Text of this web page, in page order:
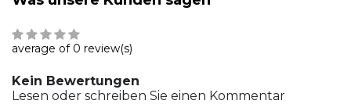
average of 0 review(s)
Kein Bewertungen
Lesen oder schreiben Sie einen Kommentar